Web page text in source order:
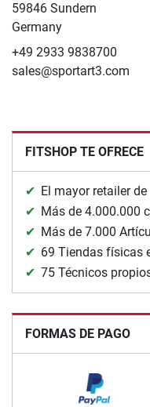
59846 Sundern
Germany
+49 2933 9838700
sales@sportart3.com
FITSHOP TE OFRECE
El mayor retailer
Más de 4.000.000
Más de 7.000
69 Tiendas físicas
75 Técnicos
FORMAS DE PAGO